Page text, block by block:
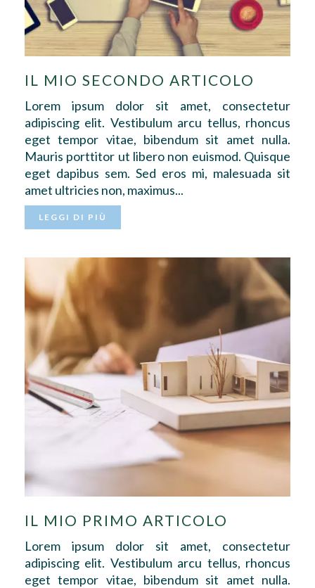
IL MIO SECONDO ARTICOLO
Lorem ipsum dolor sit amet, consectetur
adipiscing elit. Vestibulum arcu tellus, rhoncus
eget tempor vitae, bibendum sit amet nulla.
Mauris porttitor ut libero non euismod. Quisque
eget dapibus sem. Sed eros mi, malesuada sit
amet ultricies non, maximus...
LEGGI DI PIÙ
IL MIO PRIMO ARTICOLO
Lorem ipsum dolor sit amet, consectetur
adipiscing elit. Vestibulum arcu tellus, rhoncus
eget tempor vitae, bibendum sit amet nulla.